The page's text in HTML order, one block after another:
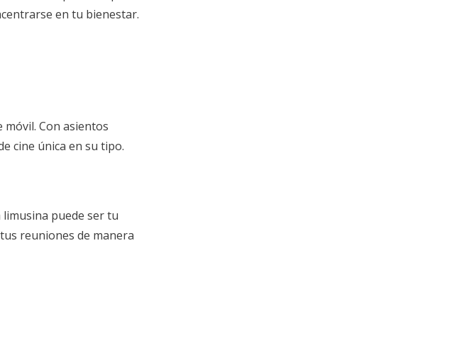
en tu bienestar.
Con asientos
cine única en su tipo.
puede ser tu
reuniones de manera